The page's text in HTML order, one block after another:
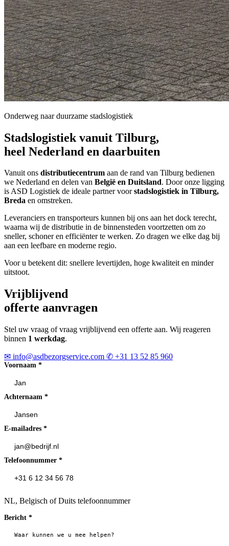
Onderweg naar duurzame stadslogistiek
Stadslogistiek vanuit Tilburg,
heel Nederland en daarbuiten
Vanuit ons distributiecentrum aan de rand van Tilburg bedienen
we Nederland en delen van België en Duitsland. Door onze ligging
is ASD Logistiek de ideale partner voorstadslogistiek in Tilburg,
Breda en omstreken.
Leveranciers en transporteurs kunnen bij ons aan het dock terecht,
waarna wij de distributie in de binnensteden voortzetten om zo
sneller, schoner en efficiënter te werken. Zo dragen we elke dag bij
aan een leefbare en moderne regio.
Voor u betekent dit: snellere levertijden, hoge kwaliteit en minder
uitstoot.
Vrijblijvend
offerte aanvragen
Stel uw vraag of vraag vrijblijvend een offerte aan. Wij reageren
binnen 1 werkdag.
✉ info@asdbezorgservice.com ✆ +31 13 52 85 960
Voornaam *
Achternaam *
E-mailadres *
Telefoonnummer *
NL, Belgisch of Duits telefoonnummer
Bericht *